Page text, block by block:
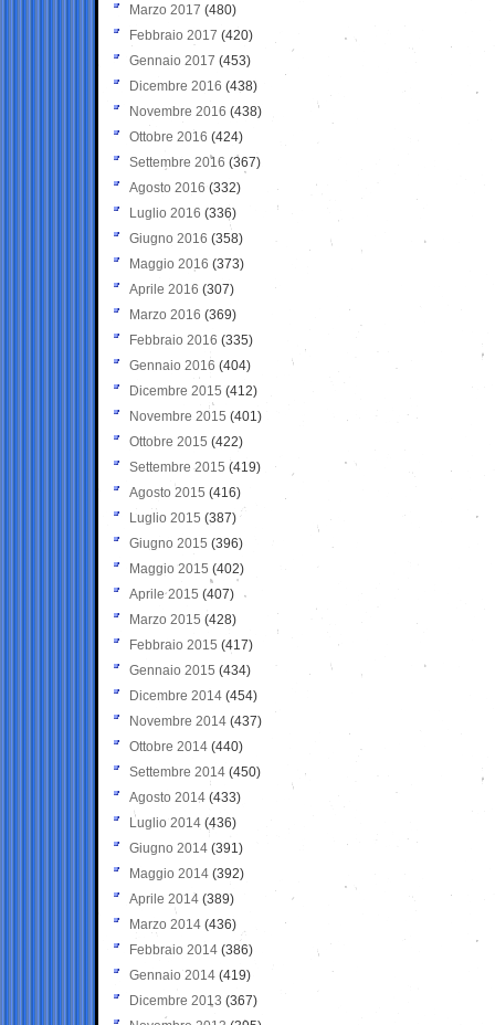
Marzo 2017 (480)
Febbraio 2017 (420)
Gennaio 2017 (453)
Dicembre 2016 (438)
Novembre 2016 (438)
Ottobre 2016 (424)
Settembre 2016 (367)
Agosto 2016 (332)
Luglio 2016 (336)
Giugno 2016 (358)
Maggio 2016 (373)
Aprile 2016 (307)
Marzo 2016 (369)
Febbraio 2016 (335)
Gennaio 2016 (404)
Dicembre 2015 (412)
Novembre 2015 (401)
Ottobre 2015 (422)
Settembre 2015 (419)
Agosto 2015 (416)
Luglio 2015 (387)
Giugno 2015 (396)
Maggio 2015 (402)
Aprile 2015 (407)
Marzo 2015 (428)
Febbraio 2015 (417)
Gennaio 2015 (434)
Dicembre 2014 (454)
Novembre 2014 (437)
Ottobre 2014 (440)
Settembre 2014 (450)
Agosto 2014 (433)
Luglio 2014 (436)
Giugno 2014 (391)
Maggio 2014 (392)
Aprile 2014 (389)
Marzo 2014 (436)
Febbraio 2014 (386)
Gennaio 2014 (419)
Dicembre 2013 (367)